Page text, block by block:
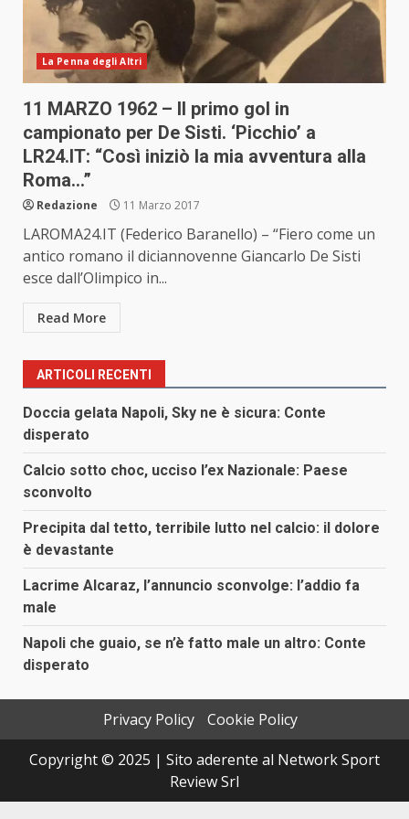
La Penna degli Altri
11 MARZO 1962 – Il primo gol in
campionato per De Sisti. ‘Picchio’ a
LR24.IT: “Così iniziò la mia avventura alla
Roma…”
Redazione 11 Marzo 2017
LAROMA24.IT (Federico Baranello) – “Fiero come un
antico romano il diciannovenne Giancarlo De Sisti
esce dall’Olimpico in...
Read More
ARTICOLI RECENTI
Doccia gelata Napoli, Sky ne è sicura: Conte
disperato
Calcio sotto choc, ucciso l’ex Nazionale: Paese
sconvolto
Precipita dal tetto, terribile lutto nel calcio: il dolore
è devastante
Lacrime Alcaraz, l’annuncio sconvolge: l’addio fa
male
Napoli che guaio, se n’è fatto male un altro: Conte
disperato
Privacy Policy
Cookie Policy
Copyright © 2025 | Sito aderente al Network Sport
Review Srl